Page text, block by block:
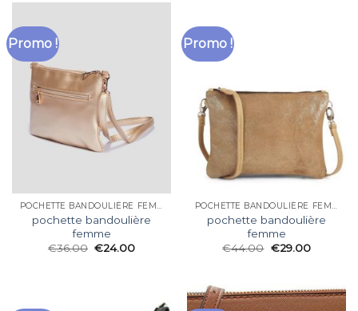
Promo !
POCHETTE BANDOULIÈRE FEMME
pochette bandoulière
femme
€36.00 €24.00
Promo !
POCHETTE BANDOULIÈRE FEMME
pochette bandoulière
femme
€44.00 €29.00